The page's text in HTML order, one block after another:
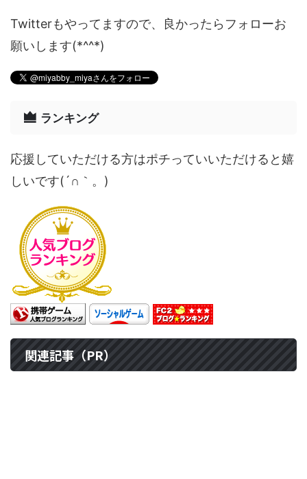
Twitterもやってますので、良かったらフォローお
願いします(*^^*)
ランキング
応援していただける方はポチっていいただけると嬉
しいです(´∩｀。)
関連記事（PR）